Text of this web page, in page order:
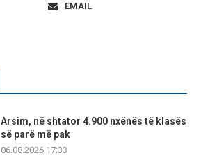
EMAIL
Arsim, në shtator 4.900 nxënës të klasës
së parë më pak
06.08.2026 17:33